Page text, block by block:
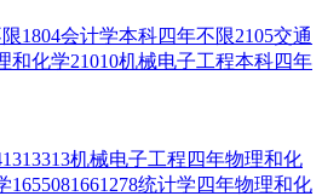
1804会计学本科四年不限2105交通
和化学21010机械电子工程本科四年
机械电子工程四年物理和化
1655081661278统计学四年物理和化